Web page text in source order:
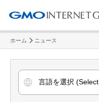
ホーム ニュース